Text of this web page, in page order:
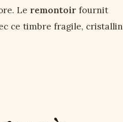
Le remontoir fournit
ce timbre fragile, cristallin